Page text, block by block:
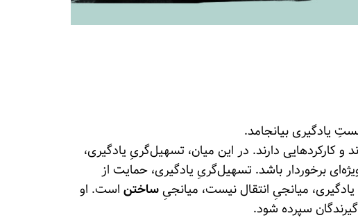
یادگیری بیانجامد.
کارکردهایی دارند. در این میان، تسهیل‌گریِ یادگیری،
برخوردار باشد. تسهیل‌گریِ یادگیری، حمایت از
میانجیِ انتقال نیست، میانجیِساختن است. او
سپرده شود.